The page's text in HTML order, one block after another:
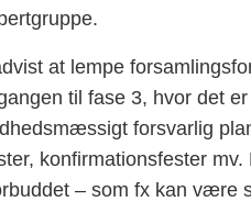
at lempe
til fase 3, hvor det
forsvarlig
konfirmationsfester
– som fx kan være